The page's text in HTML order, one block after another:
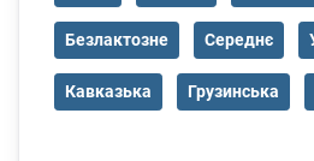
Безлактозне Середнє
Кавказька Грузинська